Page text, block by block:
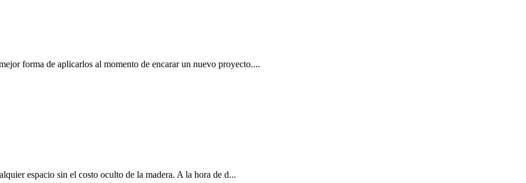
forma de aplicarlos al momento de encarar un nuevo proyecto....
espacio sin el costo oculto de la madera. A la hora de d...